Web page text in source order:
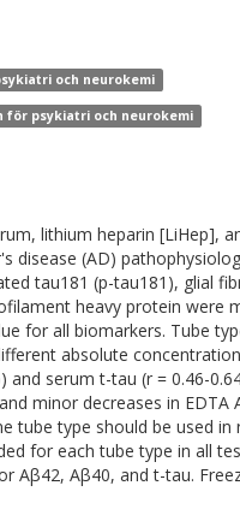
och neurokemi
för psykiatri och neurokemi
lithium heparin [LiHep],
disease (AD)
tau181 (p-tau181), glial
heavy protein were
for all biomarkers. Tube
absolute
serum t-tau (r = 0.46-
minor decreases in EDTA
tube type should be used in
for each tube type in all
Aβ42, Aβ40, and t-tau.